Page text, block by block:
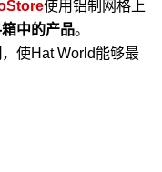
使用铝制网格上
中的产品。
，使Hat World能够最